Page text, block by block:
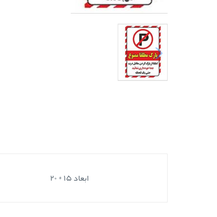
ابعاد 15 * 20